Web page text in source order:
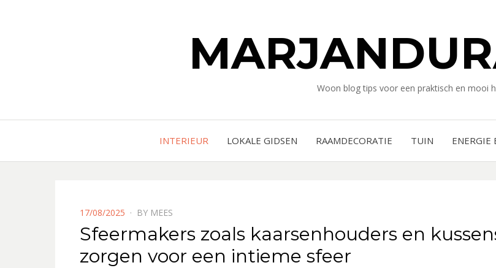
Woon blog tips voor een praktisch en mooi
INTERIEUR LOKALE GIDSEN RAAMDECORATIE TUIN ENERGIE
POSTED
ON
17/08/2025 BY MEES
Sfeermakers zoals kaarsenhouders en
zorgen voor een intieme sfeer